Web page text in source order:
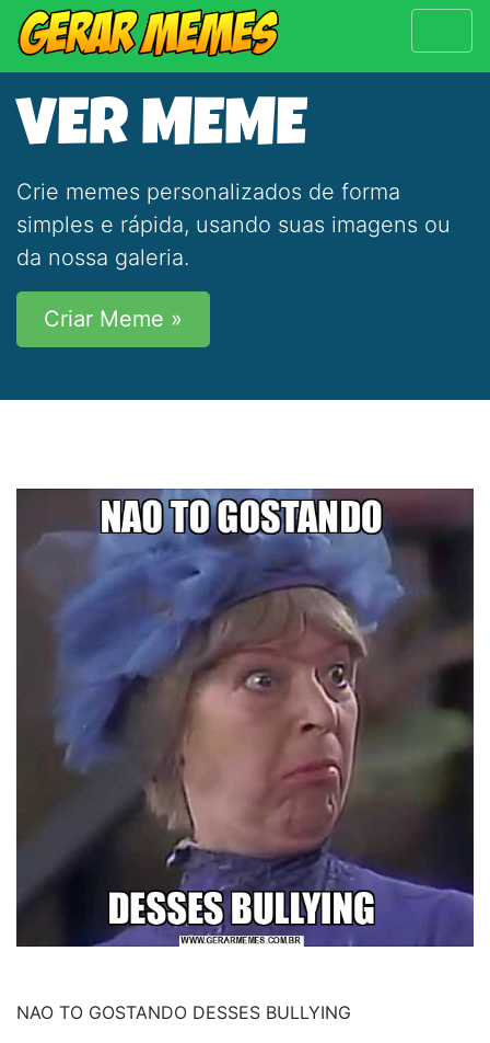
VER MEME
Crie memes personalizados de forma
simples e rápida, usando suas imagens ou
da nossa galeria.
Criar Meme »
NAO TO GOSTANDO DESSES BULLYING